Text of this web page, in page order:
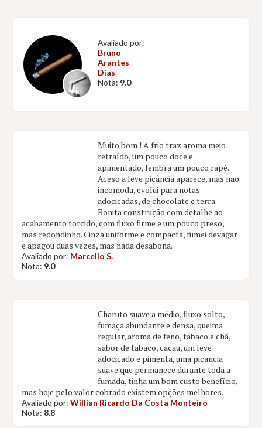
Avaliado por:
Bruno
Arantes
Dias
Nota: 9.0
Muito bom ! A frio traz aroma meio
retraído, um pouco doce e
apimentado, lembra um pouco rapé.
Aceso a leve picância aparece, mas não
incomoda, evolui para notas
adocicadas, de chocolate e terra.
Bonita construção com detalhe ao
acabamento torcido, com fluxo firme e um pouco preso,
mas redondinho. Cinza uniforme e compacta, fumei devagar
e apagou duas vezes, mas nada desabona.
Avaliado por: Marcello S.
Nota: 9.0
Charuto suave a médio, fluxo solto,
fumaça abundante e densa, queima
regular, aroma de feno, tabaco e chá,
sabor de tabaco, cacau, um leve
adocicado e pimenta, uma picancia
suave que permanece durante toda a
fumada, tinha um bom custo benefício,
mas hoje pelo valor cobrado existem opções melhores.
Avaliado por:Willian Ricardo Da Costa Monteiro
Nota: 8.8